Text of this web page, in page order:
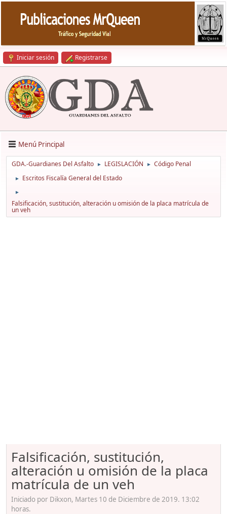
Iniciar sesión Registrarse
Menú Principal
GDA.-Guardianes Del Asfalto ► LEGISLACIÓN ► Código Penal
► Escritos Fiscalía General del Estado
►
Falsificación, sustitución, alteración u omisión de la placa matrícula de
un veh
Falsificación, sustitución,
alteración u omisión de la placa
matrícula de un veh
Iniciado por Dikxon, Martes 10 de Diciembre de 2019. 13:02
horas.